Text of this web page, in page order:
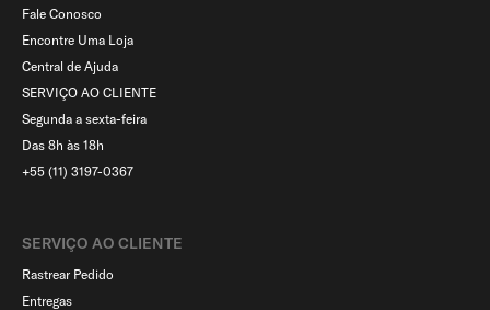
Fale Conosco
Encontre Uma Loja
Central de Ajuda
SERVIÇO AO CLIENTE
Segunda a sexta-feira
Das 8h às 18h
+55 (11) 3197-0367
SERVIÇO AO CLIENTE​
Rastrear Pedido
Entregas